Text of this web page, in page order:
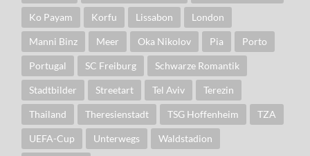
Ko Payam Korfu Lissabon London
Manni Binz Meer Oka Nikolov Pia Porto
Portugal SC Freiburg Schwarze Romantik
Stadtbilder Streetart Tel Aviv Terezin
Thailand Theresienstadt TSG Hoffenheim TZA
UEFA-Cup Unterwegs Waldstadion